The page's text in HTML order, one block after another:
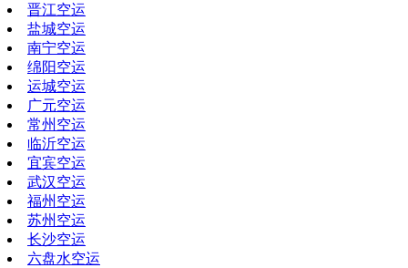
晋江空运
盐城空运
南宁空运
绵阳空运
运城空运
广元空运
常州空运
临沂空运
宜宾空运
武汉空运
福州空运
苏州空运
长沙空运
六盘水空运